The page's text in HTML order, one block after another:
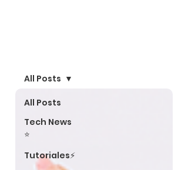
All Posts
Tech News
⭐
Tutoriales⚡
All Posts